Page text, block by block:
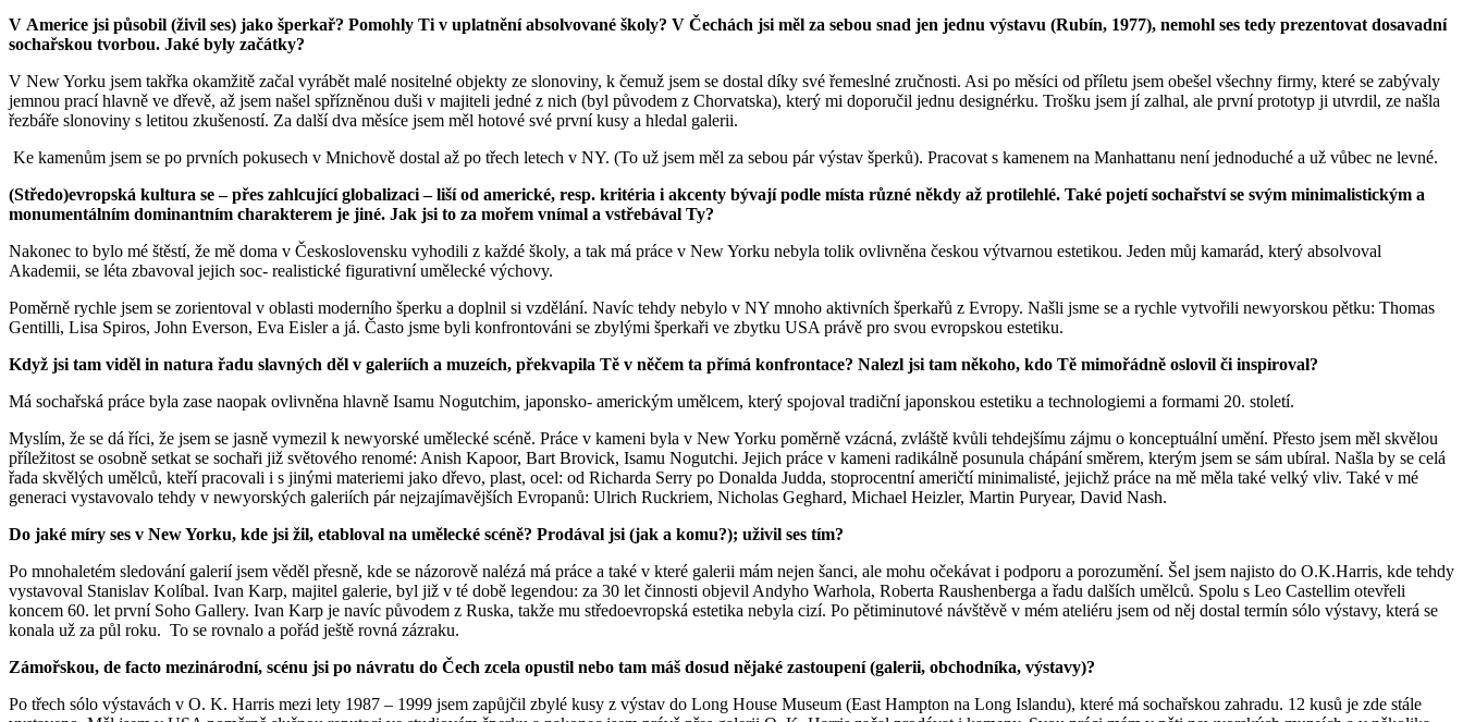
V Americe jsi působil (živil ses) jako šperkař? Pomohly Ti v uplatnění absolvované školy? V Čechách jsi měl za sebou snad jen jednu výstavu (Rubín, 1977), nemohl ses tedy prezentovat dosavadní
sochařskou tvorbou. Jaké byly začátky?
V New Yorku jsem takřka okamžitě začal vyrábět malé nositelné objekty ze slonoviny, k čemuž jsem se dostal díky své řemeslné zručnosti. Asi po měsíci od příletu jsem obešel všechny firmy, které se zabývaly
jemnou prací hlavně ve dřevě, až jsem našel spřízněnou duši v majiteli jedné z nich (byl původem z Chorvatska), který mi doporučil jednu designérku. Trošku jsem jí zalhal, ale první prototyp ji utvrdil, ze našla
řezbáře slonoviny s letitou zkušeností. Za další dva měsíce jsem měl hotové své první kusy a hledal galerii.
Ke kamenům jsem se po prvních pokusech v Mnichově dostal až po třech letech v NY. (To už jsem měl za sebou pár výstav šperků). Pracovat s kamenem na Manhattanu není jednoduché a už vůbec ne levné.
(Středo)evropská kultura se – přes zahlcující globalizaci – liší od americké, resp. kritéria i akcenty bývají podle místa různé někdy až protilehlé. Také pojetí sochařství se svým minimalistickým a
monumentálním dominantním charakterem je jiné. Jak jsi to za mořem vnímal a vstřebával Ty?
Nakonec to bylo mé štěstí, že mě doma v Československu vyhodili z každé školy, a tak má práce v New Yorku nebyla tolik ovlivněna českou výtvarnou estetikou. Jeden můj kamarád, který absolvoval
Akademii, se léta zbavoval jejich soc- realistické figurativní umělecké výchovy.
Poměrně rychle jsem se zorientoval v oblasti moderního šperku a doplnil si vzdělání. Navíc tehdy nebylo v NY mnoho aktivních šperkařů z Evropy. Našli jsme se a rychle vytvořili newyorskou pětku: Thomas
Gentilli, Lisa Spiros, John Everson, Eva Eisler a já. Často jsme byli konfrontováni se zbylými šperkaři ve zbytku USA právě pro svou evropskou estetiku.
Když jsi tam viděl in natura řadu slavných děl v galeriích a muzeích, překvapila Tě v něčem ta přímá konfrontace? Nalezl jsi tam někoho, kdo Tě mimořádně oslovil či inspiroval?
Má sochařská práce byla zase naopak ovlivněna hlavně Isamu Nogutchim, japonsko- americkým umělcem, který spojoval tradiční japonskou estetiku a technologiemi a formami 20. století.
Myslím, že se dá říci, že jsem se jasně vymezil k newyorské umělecké scéně. Práce v kameni byla v New Yorku poměrně vzácná, zvláště kvůli tehdejšímu zájmu o konceptuální umění. Přesto jsem měl skvělou
příležitost se osobně setkat se sochaři již světového renomé: Anish Kapoor, Bart Brovick, Isamu Nogutchi. Jejich práce v kameni radikálně posunula chápání směrem, kterým jsem se sám ubíral. Našla by se celá
řada skvělých umělců, kteří pracovali i s jinými materiemi jako dřevo, plast, ocel: od Richarda Serry po Donalda Judda, stoprocentní američtí minimalisté, jejichž práce na mě měla také velký vliv. Také v mé
generaci vystavovalo tehdy v newyorských galeriích pár nejzajímavějších Evropanů: Ulrich Ruckriem, Nicholas Geghard, Michael Heizler, Martin Puryear, David Nash.
Do jaké míry ses v New Yorku, kde jsi žil, etabloval na umělecké scéně? Prodával jsi (jak a komu?); uživil ses tím?
Po mnohaletém sledování galerií jsem věděl přesně, kde se názorově nalézá má práce a také v které galerii mám nejen šanci, ale mohu očekávat i podporu a porozumění. Šel jsem najisto do O.K.Harris, kde tehdy
vystavoval Stanislav Kolíbal. Ivan Karp, majitel galerie, byl již v té době legendou: za 30 let činnosti objevil Andyho Warhola, Roberta Raushenberga a řadu dalších umělců. Spolu s Leo Castellim otevřeli
koncem 60. let první Soho Gallery. Ivan Karp je navíc původem z Ruska, takže mu středoevropská estetika nebyla cizí. Po pětiminutové návštěvě v mém ateliéru jsem od něj dostal termín sólo výstavy, která se
konala už za půl roku. To se rovnalo a pořád ještě rovná zázraku.
Zámořskou, de facto mezinárodní, scénu jsi po návratu do Čech zcela opustil nebo tam máš dosud nějaké zastoupení (galerii, obchodníka, výstavy)?
Po třech sólo výstavách v O. K. Harris mezi lety 1987 – 1999 jsem zapůjčil zbylé kusy z výstav do Long House Museum (East Hampton na Long Islandu), které má sochařskou zahradu. 12 kusů je zde stále